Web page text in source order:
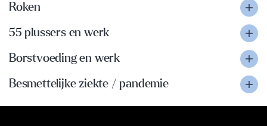
Roken
55 plussers en werk
Borstvoeding en werk
Besmettelijke ziekte / pandemie